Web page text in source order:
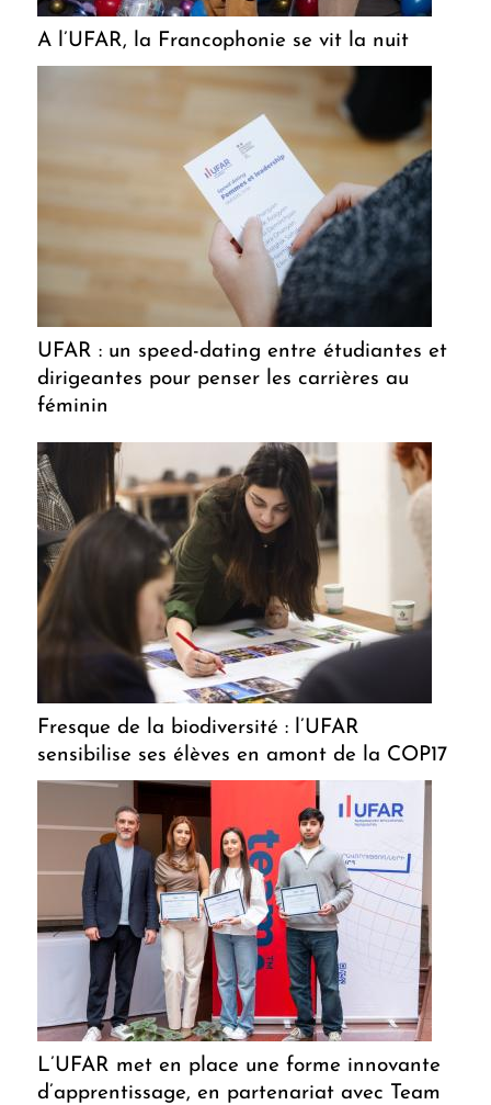
A l’UFAR, la Francophonie se vit la nuit
UFAR : un speed-dating entre étudiantes et
dirigeantes pour penser les carrières au
féminin
Fresque de la biodiversité : l’UFAR
sensibilise ses élèves en amont de la COP17
L’UFAR met en place une forme innovante
d’apprentissage, en partenariat avec Team